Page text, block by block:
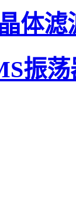
晶振体滤
振荡